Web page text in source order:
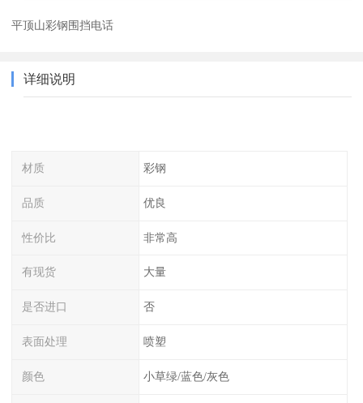
平顶山彩钢围挡电话
详细说明
材质 彩钢
品质 优良
性价比 非常高
有现货 大量
是否进口 否
表面处理 喷塑
颜色 小草绿/蓝色/灰色